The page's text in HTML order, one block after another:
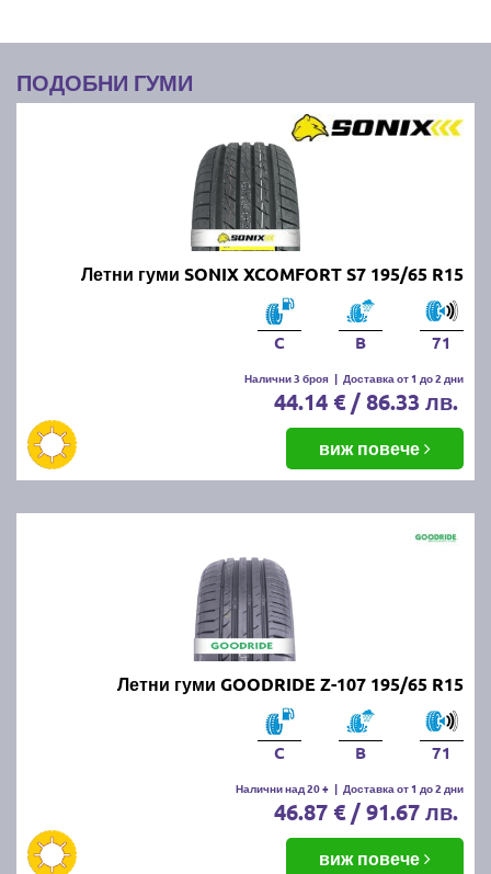
ПОДОБНИ ГУМИ
Летни гуми SONIX XCOMFORT S7 195/65 R15
C B 71
Налични 3 броя | Доставка от 1 до 2 дни
44.14 € / 86.33 лв.
виж повече
Летни гуми GOODRIDE Z-107 195/65 R15
C B 71
Налични над 20 + | Доставка от 1 до 2 дни
46.87 € / 91.67 лв.
виж повече